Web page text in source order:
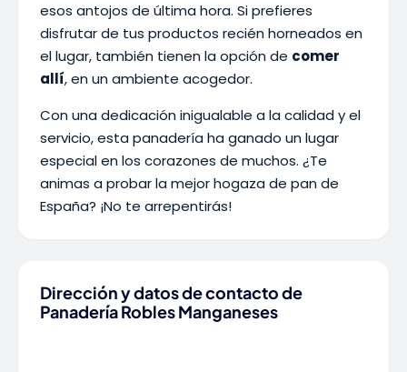
esos antojos de última hora. Si prefieres
disfrutar de tus productos recién horneados en
el lugar, también tienen la opción de comer
allí, en un ambiente acogedor.
Con una dedicación inigualable a la calidad y el
servicio, esta panadería ha ganado un lugar
especial en los corazones de muchos. ¿Te
animas a probar la mejor hogaza de pan de
España? ¡No te arrepentirás!
Dirección y datos de contacto de
Panadería Robles Manganeses